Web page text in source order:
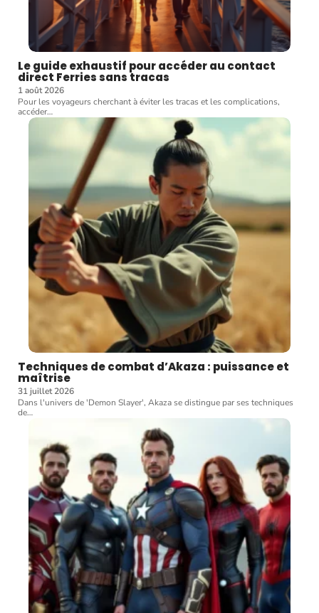
Le guide exhaustif pour accéder au contact
direct Ferries sans tracas
1 août 2026
Pour les voyageurs cherchant à éviter les tracas et les complications,
accéder…
Techniques de combat d’Akaza : puissance et
maîtrise
31 juillet 2026
Dans l'univers de 'Demon Slayer', Akaza se distingue par ses techniques
de…